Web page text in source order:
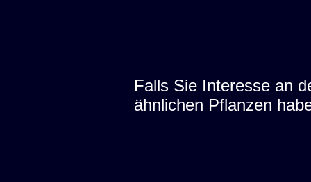
Falls Sie Interesse an
ähnlichen Pflanzen